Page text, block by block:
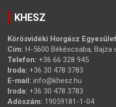
KHESZ
Körösvidéki Horgász
Cím: H-5600 Békéscsaba, Bajza
Telefon: +36 66 328 945
Iroda: +36 30 478 3783
E-mail: info@khesz.hu
Iroda: +36 30 478 3783
Adószám: 19059181-1-04